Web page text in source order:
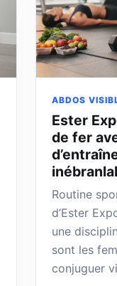
ABDOS
Ester
de fer
Routine
d’Ester
une
sont les
conjuguer